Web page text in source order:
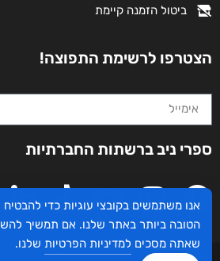
ביטול הזמנה קיימת
הצטרפו לרשימת התפוצה!
ספרי ניב ברשתות החברתיות
אנו משתמשים בקובצי עוגיות כדי להבטיח
הטובה ביותר באתר שלנו. אם תמשיך
שאתה מסכים למדיניות הפרטיות שלנו.